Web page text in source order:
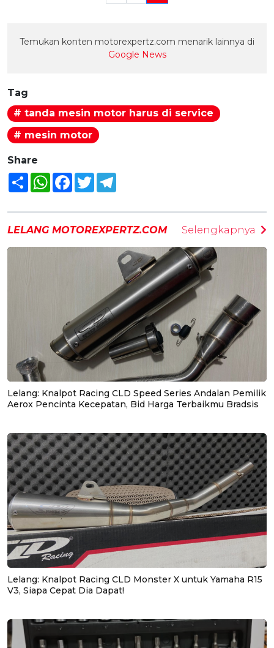
Temukan konten motorexpertz.com menarik lainnya di
Google News
Tag
# tanda mesin motor harus di service
# mesin motor
Share
Share WhatsAppFacebook
Twitter
LELANG MOTOREXPERTZ.COM Selengkapnya
Lelang: Knalpot Racing CLD Speed Series Andalan Pemilik
Aerox Pencinta Kecepatan, Bid Harga Terbaikmu Bradsis
Lelang: Knalpot Racing CLD Monster X untuk Yamaha R15
V3, Siapa Cepat Dia Dapat!